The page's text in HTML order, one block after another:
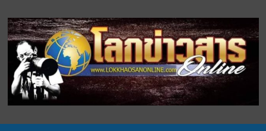
to
content